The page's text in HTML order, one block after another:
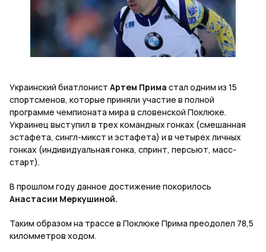
Украинский биатлонист Артем Прима стал одним из 15
спортсменов, которые приняли участие в полной
программе чемпионата мира в словенской Поклюке.
Украинец выступил в трех командных гонках (смешанная
эстафета, сингл-микст и эстафета) и в четырех личных
гонках (индивидуальная гонка, спринт, персьют, масс-
старт).
В прошлом году данное достижение покорилось
Анастасии Меркушиной.
Таким образом на трассе в Поклюке Прима преодолел 78,5
киломметров ходом.